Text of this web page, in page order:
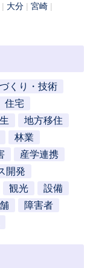
大分
宮崎
くり・技術
住宅
地方移住
林業
産学連携
開発
観光
設備
障害者